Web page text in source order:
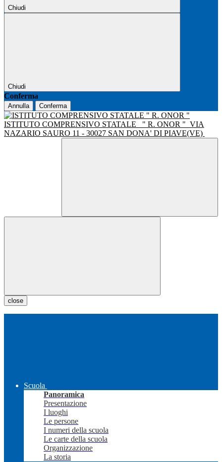
Chiudi
Chiudi
Conferma
Annulla Conferma
ISTITUTO COMPRENSIVO STATALE " R. ONOR " VIA
NAZARIO SAURO 11 - 30027 SAN DONA' DI PIAVE(VE)
close
Scuola
Panoramica
Presentazione
I luoghi
Le persone
I numeri della scuola
Le carte della scuola
Organizzazione
La storia